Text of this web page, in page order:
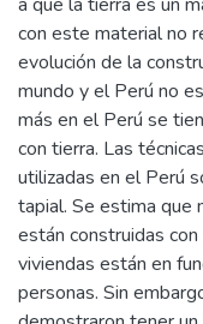
con este material no
evolución de la
mundo y el Perú no
más en el Perú se
con tierra. Las
utilizadas en el Perú
tapial. Se estima que
están construidas
viviendas están en
personas. Sin